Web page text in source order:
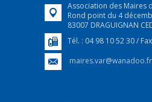
Association des Maires
Rond point du 4
83007 DRAGUIGNAN
Tél. : 04 98 10 52 30 /
maires.var@wanadoo.fr